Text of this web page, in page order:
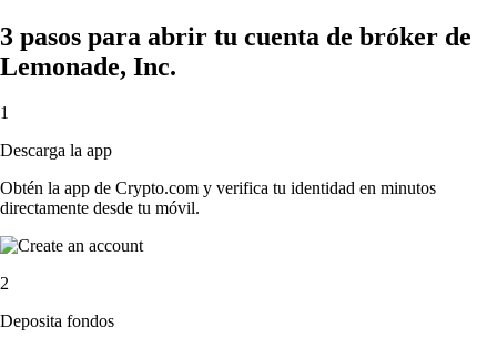
3 pasos para abrir tu cuenta de bróker de
Lemonade, Inc.
1
Descarga la app
Obtén la app de Crypto.com y verifica tu identidad en minutos
directamente desde tu móvil.
2
Deposita fondos